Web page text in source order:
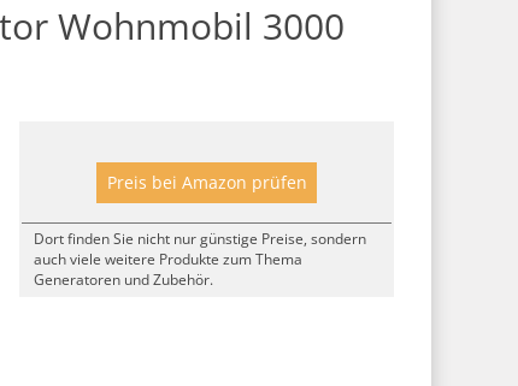
Wohnmobil 3000
Preis bei Amazon prüfen
Dort finden Sie nicht nur günstige Preise, sondern
auch viele weitere Produkte zum Thema
Generatoren und Zubehör.